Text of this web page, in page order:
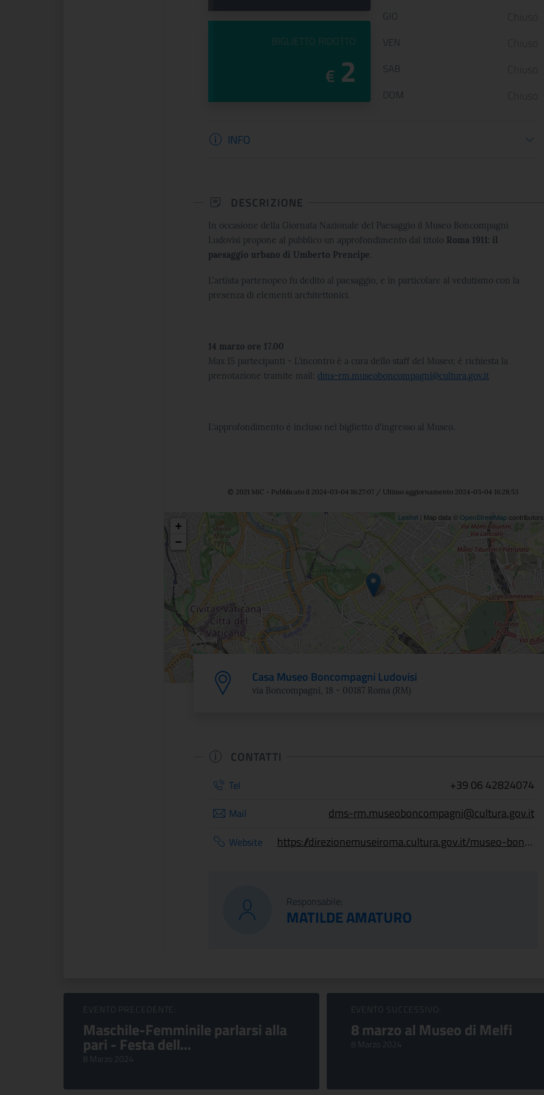
PREZZO DEL
BIGLIETTO RIDOTTO
€2
GIO
VEN
SAB
DOM
Informazioni biglietteria
INFO
DESCRIZIONE
In occasione della Giornata Nazionale del Paesaggio il Museo Boncompagni
Ludovisi propone al pubblico un approfondimento dal titolo Roma 1911: il
paesaggio urbano di Umberto Prencipe.
L'artista partenopeo fu dedito al paesaggio, e in particolare al vedutismo con la
presenza di elementi architettonici.
14 marzo ore 17.00
Max 15 partecipanti - L'incontro è a cura dello staff del Museo; è richiesta la
prenotazione tramite mail: dms-rm.museoboncompagni@cultura.gov.it
L'approfondimento è incluso nel biglietto d'ingresso al Museo.
© 2021 MiC - Pubblicato il 2024-03-04 16:27:07 / Ultimo aggiornamento 2024-03-04 16:28:53
Posizione
+
−
Leaflet | Map data © OpenStreetMapcontributors,
Casa Museo Boncompagni Ludovisi
via Boncompagni, 18 - 00187 Roma (RM)
CONTATTI
Tel +39 06 42824074
Mail dms-rm.museoboncompagni@cultura.gov.it
Website https://direzionemuseiroma.cultura.gov.it/museo-boncompagni-ludovisi/
Responsabile:
MATILDE AMATURO
Sfoglia Eventi
EVENTO PRECEDENTE:
Maschile-Femminile parlarsi alla
pari - Festa dell...
8 Marzo 2024
EVENTO SUCCESSIVO:
8 marzo al Museo di Melfi
8 Marzo 2024